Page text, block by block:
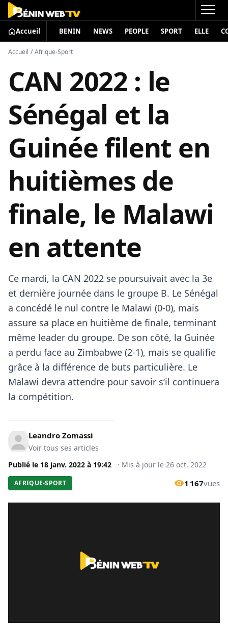
Accueil BENIN NEWS PEOPLE SPORT ELLE
Accueil / Afrique-Sport
CAN 2022 : le
Sénégal et la
Guinée filent en
huitièmes de
finale, le Malawi
en attente
Ce mardi, la CAN 2022 se poursuivait avec la 3e
et dernière journée dans le groupe B. Le Sénégal
a concédé le nul contre le Malawi (0-0), mais
assure sa place en huitième de finale, terminant
même leader du groupe. De son côté, la Guinée
a perdu face au Zimbabwe (2-1), mais se qualifie
grâce à la différence de buts particulière. Le
Malawi devra attendre pour savoir s’il continuera
la compétition.
Leandro Zomassi
Voir tous ses articles
Publié le 18 janv. 2022 à 19:42 · Mis à jour le 26 oct. 2022
AFRIQUE-SPORT 1 167vues